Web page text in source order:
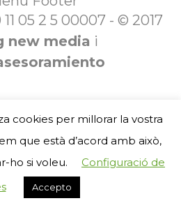
05 2 5 00007 - © 2017
new media i
cookies per millorar la vostra
que està d’acord amb això,
ho si voleu.
Configuració de
Accepto